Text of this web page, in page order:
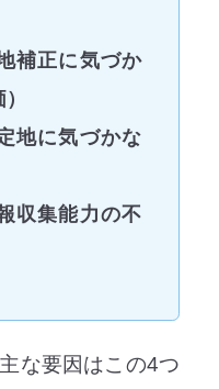
補正に気づか
地に気づかな
収集能力の不
な要因はこの4つ